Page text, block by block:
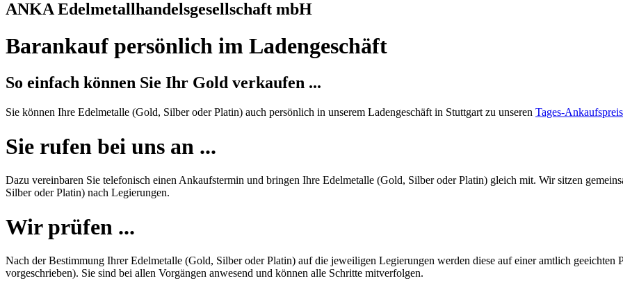
ANKA Edelmetallhandelsgesellschaft mbH
Barankauf persönlich im Ladengeschäft
So einfach können Sie Ihr Gold verkaufen ...
Sie können Ihre Edelmetalle (Gold, Silber oder Platin) auch persönlich in unserem Ladengeschäft in Stuttgart zu unseren Tages-
Sie rufen bei uns an ...
Dazu vereinbaren Sie telefonisch einen Ankaufstermin und bringen Ihre Edelmetalle (Gold, Silber oder Platin) gleich mit. Wir sitzen
Silber oder Platin) nach Legierungen.
Wir prüfen ...
Nach der Bestimmung Ihrer Edelmetalle (Gold, Silber oder Platin) auf die jeweiligen Legierungen werden diese auf einer amtlich geeichten
vorgeschrieben). Sie sind bei allen Vorgängen anwesend und können alle Schritte mitverfolgen.